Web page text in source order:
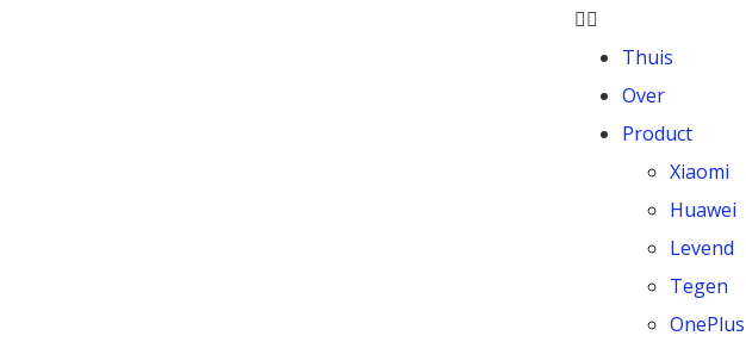
Thuis
Over
Product
Xiaomi
Huawei
Levend
Tegen
OnePlus